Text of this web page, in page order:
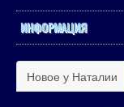
ИНФОРМАЦИЯ
Новое у Наталии